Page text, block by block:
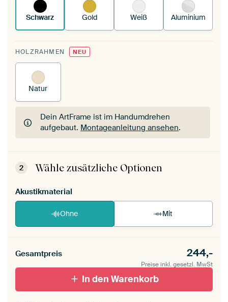
Schwarz Gold Weiß Aluminium
HOLZRAHMEN NEU
Natur
Dein ArtFrame ist im Handumdrehen
aufgebaut. Montageanleitung ansehen.
Dein ArtFrame ist im Handumdrehen
aufgebaut.Montageanleitung ansehen
2 Wähle zusätzliche Optionen
Akustikmaterial
Ohne Mit
Gesamtpreis 244,-
Preise inkl. gesetzl. MwSt
In den Warenkorb